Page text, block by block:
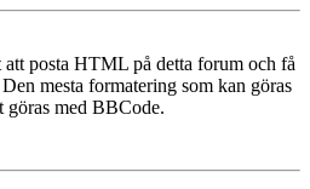
posta HTML på detta forum och få
mesta formatering som kan göras
med BBCode.